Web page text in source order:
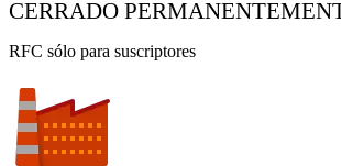
CERRADO
RFC sólo para suscriptores